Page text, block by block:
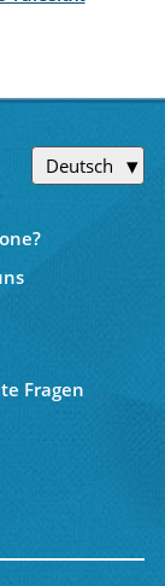
Deutsch
Fragen